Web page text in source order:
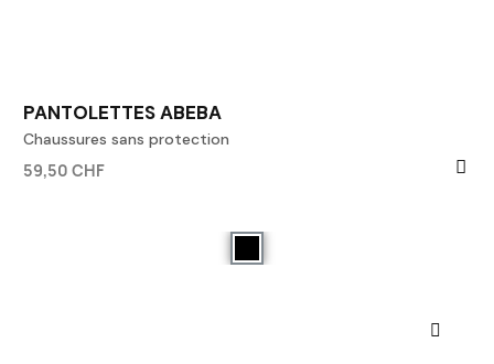
PANTOLETTES ABEBA
Chaussures sans protection
59,50 CHF